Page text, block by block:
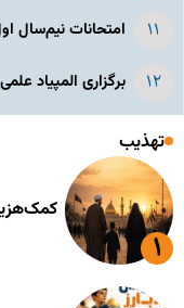
امتحانات نیم‌سال اول
برگزاری المپیاد علمی
تهذیب